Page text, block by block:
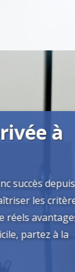
à
succès depuis
les critères
avantages.
partez à la